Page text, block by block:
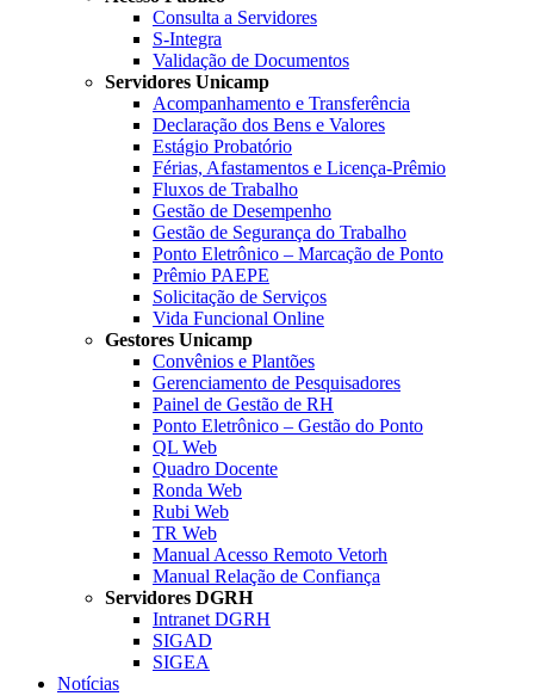
Consulta a Servidores
S-Integra
Validação de Documentos
Servidores Unicamp
Acompanhamento e Transferência
Declaração dos Bens e Valores
Estágio Probatório
Férias, Afastamentos e Licença-Prêmio
Fluxos de Trabalho
Gestão de Desempenho
Gestão de Segurança do Trabalho
Ponto Eletrônico – Marcação de Ponto
Prêmio PAEPE
Solicitação de Serviços
Vida Funcional Online
Gestores Unicamp
Convênios e Plantões
Gerenciamento de Pesquisadores
Painel de Gestão de RH
Ponto Eletrônico – Gestão do Ponto
QL Web
Quadro Docente
Ronda Web
Rubi Web
TR Web
Manual Acesso Remoto Vetorh
Manual Relação de Confiança
Servidores DGRH
Intranet DGRH
SIGAD
SIGEA
Notícias